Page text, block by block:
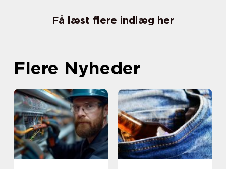
Få læst flere indlæg her
Flere Nyheder